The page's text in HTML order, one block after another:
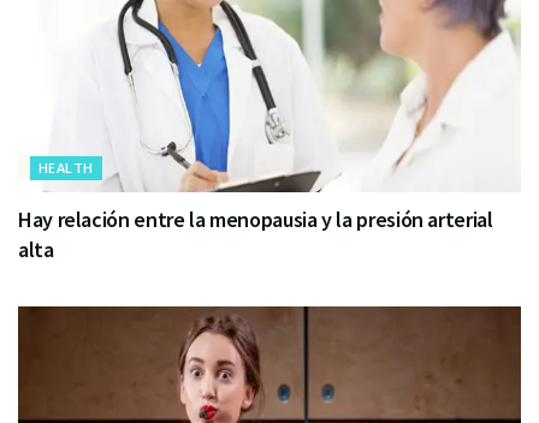
HEALTH
Hay relación entre la menopausia y la presión arterial
alta